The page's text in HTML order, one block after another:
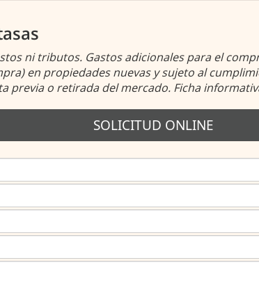
ni tributos. Gastos adicionales para el
en propiedades nuevas y sujeto al
previa o retirada del mercado. Ficha
SOLICITUD ONLINE